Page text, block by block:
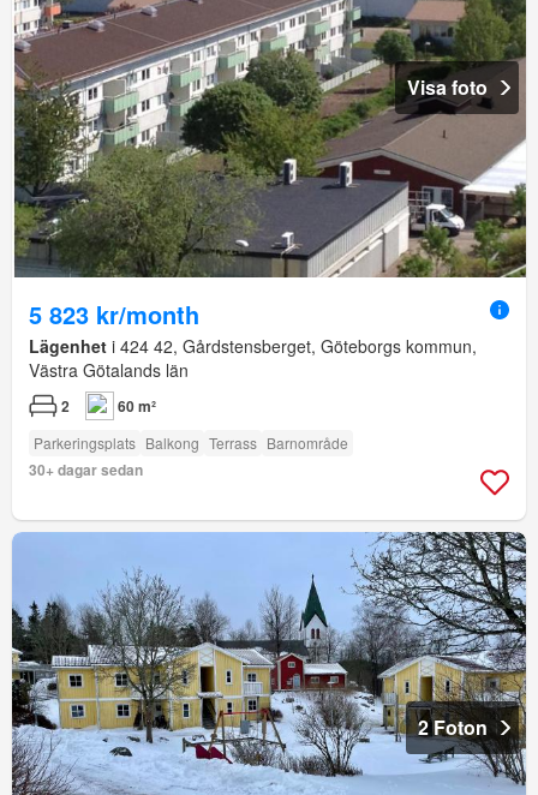
Visa foto
5 823 kr/month
Lägenhet i 424 42, Gårdstensberget, Göteborgs kommun,
Västra Götalands län
2 60 m²
Parkeringsplats Balkong Terrass Barnområde
30+ dagar sedan
2 Foton